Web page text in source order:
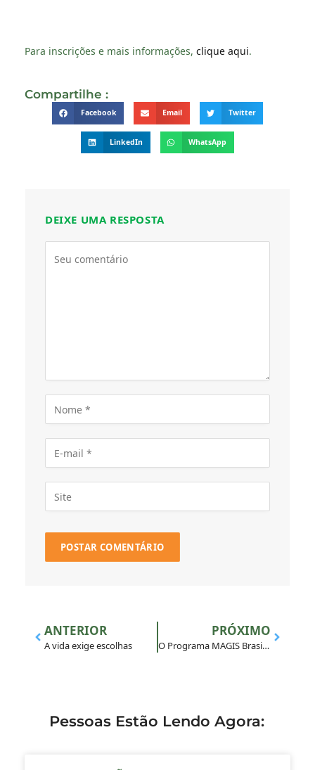
Para inscrições e mais informações, clique aqui.
Compartilhe :
Facebook Email Twitter
LinkedIn WhatsApp
DEIXE UMA RESPOSTA
ANTERIOR
A vida exige escolhas
PRÓXIMO
O Programa MAGIS Brasil homenageia todas as mulheres
Pessoas Estão Lendo Agora: